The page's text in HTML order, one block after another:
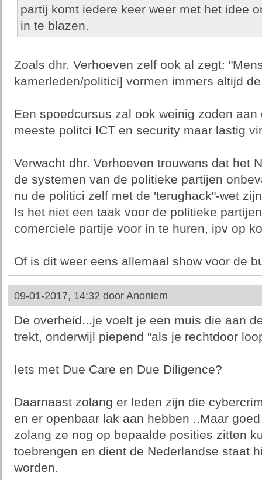
partij komt iedere keer weer met het idee
in te blazen.
Zoals dhr. Verhoeven zelf ook al zegt:
kamerleden/politici] vormen immers altijd
Een spoedcursus zal ook weinig zoden
meeste politci ICT en security maar lastig
Verwacht dhr. Verhoeven trouwens dat het
de systemen van de politieke partijen
nu de politici zelf met de 'terughack"-wet
Is het niet een taak voor de politieke
comerciele partije voor in te huren, ipv op
Of is dit weer eens allemaal show voor de
09-01-2017, 14:32 door Anoniem
De overheid...je voelt je een muis die aan
trekt, onderwijl piepend "als je rechtdoor
Iets met Due Care en Due Diligence?
Daarnaast zolang er leden zijn die
en er openbaar lak aan hebben ..Maar
zolang ze nog op bepaalde posities zitten
toebrengen en dient de Nederlandse staat
worden.